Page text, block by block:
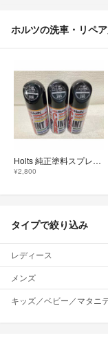
ホルツの洗車・リペ
Holts 純正塗料スプレー カーペイント トヨタ車用 205 ブラックM
¥2,800
タイプで絞り込み
レディース
メンズ
キッズ／ベビー／マタニ